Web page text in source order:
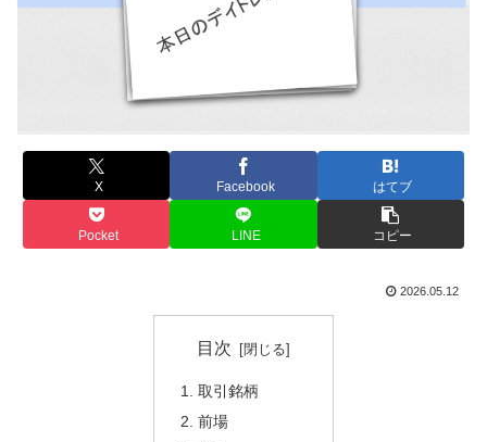
X Facebook はてブ
Pocket LINE コピー
2026.05.12
目次
取引銘柄
前場